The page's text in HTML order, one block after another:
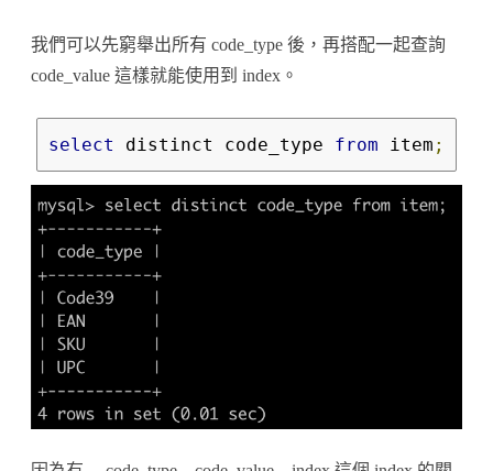
我們可以先窮舉出所有 code_type 後，再搭配一起查詢
code_value 這樣就能使用到 index。
select distinct code_type from item ;